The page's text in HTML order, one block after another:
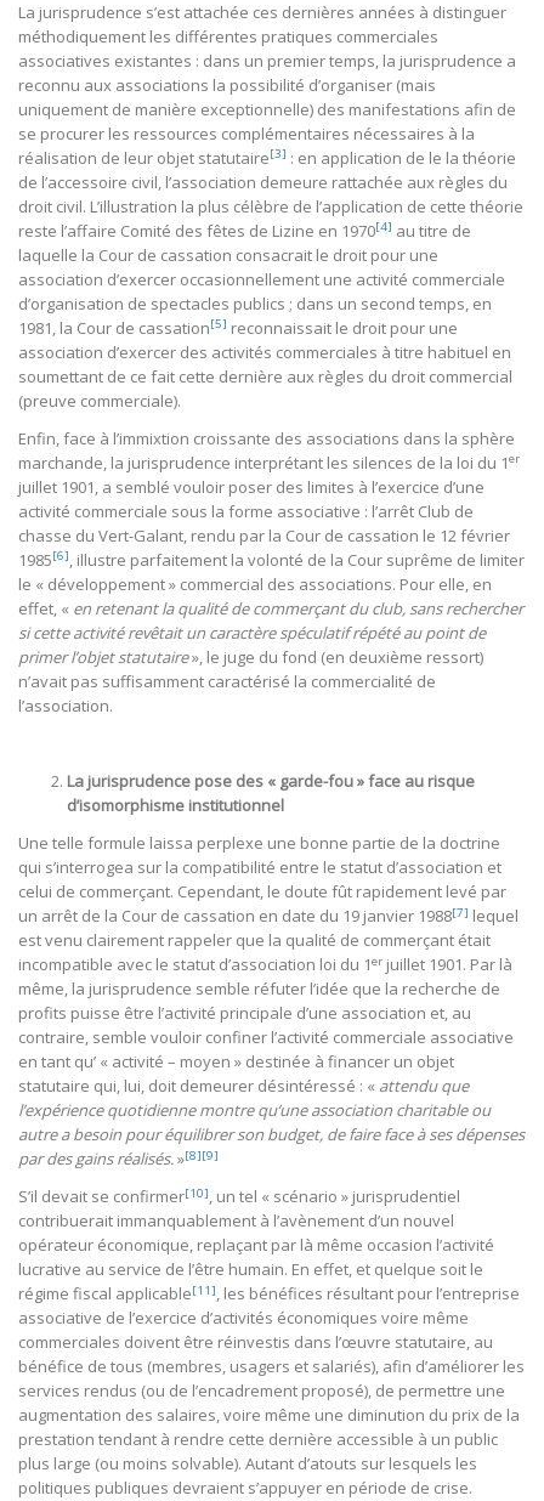
La jurisprudence s’est attachée ces dernières années à distinguer
méthodiquement les différentes pratiques commerciales
associatives existantes : dans un premier temps, la jurisprudence a
reconnu aux associations la possibilité d’organiser (mais
uniquement de manière exceptionnelle) des manifestations afin de
se procurer les ressources complémentaires nécessaires à la
réalisation de leur objet statutaire[3] : en application de le la théorie
de l’accessoire civil, l’association demeure rattachée aux règles du
droit civil. L’illustration la plus célèbre de l’application de cette théorie
reste l’affaire Comité des fêtes de Lizine en 1970[4] au titre de
laquelle la Cour de cassation consacrait le droit pour une
association d’exercer occasionnellement une activité commerciale
d’organisation de spectacles publics ; dans un second temps, en
1981, la Cour de cassation[5] reconnaissait le droit pour une
association d’exercer des activités commerciales à titre habituel en
soumettant de ce fait cette dernière aux règles du droit commercial
(preuve commerciale).
Enfin, face à l’immixtion croissante des associations dans la sphère
marchande, la jurisprudence interprétant les silences de la loi du 1er
juillet 1901, a semblé vouloir poser des limites à l’exercice d’une
activité commerciale sous la forme associative : l’arrêt Club de
chasse du Vert-Galant, rendu par la Cour de cassation le 12 février
1985[6], illustre parfaitement la volonté de la Cour suprême de limiter
le « développement » commercial des associations. Pour elle, en
effet, « en retenant la qualité de commerçant du club, sans rechercher
si cette activité revêtait un caractère spéculatif répété au point de
primer l’objet statutaire», le juge du fond (en deuxième ressort)
n’avait pas suffisamment caractérisé la commercialité de
l’association.
La jurisprudence pose des « garde-fou » face au risque
d’isomorphisme institutionnel
Une telle formule laissa perplexe une bonne partie de la doctrine
qui s’interrogea sur la compatibilité entre le statut d’association et
celui de commerçant. Cependant, le doute fût rapidement levé par
un arrêt de la Cour de cassation en date du 19 janvier 1988[7] lequel
est venu clairement rappeler que la qualité de commerçant était
incompatible avec le statut d’association loi du 1er juillet 1901. Par là
même, la jurisprudence semble réfuter l’idée que la recherche de
profits puisse être l’activité principale d’une association et, au
contraire, semble vouloir confiner l’activité commerciale associative
en tant qu’ « activité – moyen » destinée à financer un objet
statutaire qui, lui, doit demeurer désintéressé : « attendu que
l’expérience quotidienne montre qu’une association charitable ou
autre a besoin pour équilibrer son budget, de faire face à ses dépenses
par des gains réalisés.»[8][9]
S’il devait se confirmer[10], un tel « scénario » jurisprudentiel
contribuerait immanquablement à l’avènement d’un nouvel
opérateur économique, replaçant par là même occasion l’activité
lucrative au service de l’être humain. En effet, et quelque soit le
régime fiscal applicable[11], les bénéfices résultant pour l’entreprise
associative de l’exercice d’activités économiques voire même
commerciales doivent être réinvestis dans l’œuvre statutaire, au
bénéfice de tous (membres, usagers et salariés), afin d’améliorer les
services rendus (ou de l’encadrement proposé), de permettre une
augmentation des salaires, voire même une diminution du prix de la
prestation tendant à rendre cette dernière accessible à un public
plus large (ou moins solvable). Autant d’atouts sur lesquels les
politiques publiques devraient s’appuyer en période de crise.